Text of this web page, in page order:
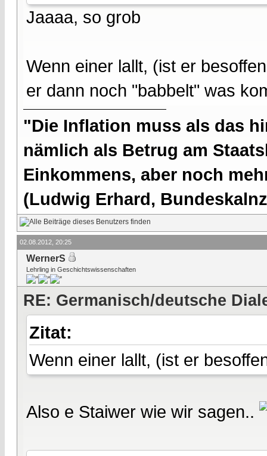
Jaaaa, so grob
Wenn einer lallt, (ist er
er dann noch "babbelt" was
"Die Inflation muss als das
nämlich als Betrug am
Einkommens, aber noch
(Ludwig Erhard,
02.08.2012, 20:25
WernerS
Lehrling in Geschichtswissenschaften
RE: Germanisch/deutsche
Zitat:
Wenn einer lallt, (ist er
Also e Staiwer wie wir sagen..